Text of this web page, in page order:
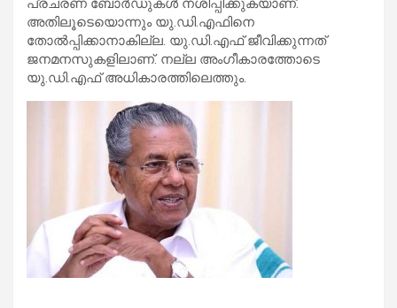
അതിലൂടെയൊന്നും യു.ഡി.എഫിനെ
തോല്‍പ്പിക്കാനാകില്ല. യു.ഡി.എഫ് ജീവിക്കുന്നത്
ജനമനസുകളിലാണ്. നല്ല അംഗീകാരത്തോടെ
യു.ഡി.എഫ് അധികാരത്തിലെത്തും.